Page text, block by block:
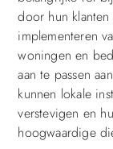
door hun
implementeren
woningen en
aan te passen
kunnen lokale
verstevigen en
hoogwaardige